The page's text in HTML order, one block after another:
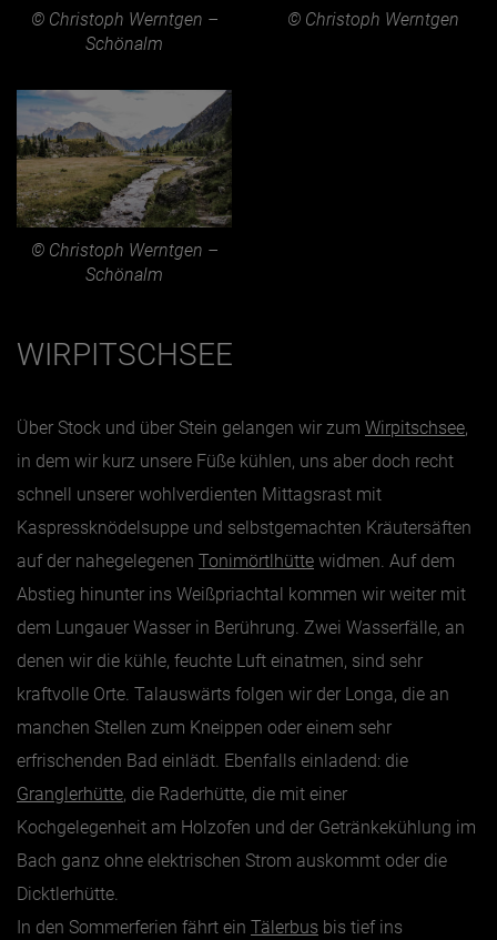
© Christoph Werntgen –
Schönalm
© Christoph Werntgen
© Christoph Werntgen –
Schönalm
WIRPITSCHSEE
Über Stock und über Stein gelangen wir zum Wirpitschsee,
in dem wir kurz unsere Füße kühlen, uns aber doch recht
schnell unserer wohlverdienten Mittagsrast mit
Kaspressknödelsuppe und selbstgemachten Kräutersäften
auf der nahegelegenen Tonimörtlhütte widmen. Auf dem
Abstieg hinunter ins Weißpriachtal kommen wir weiter mit
dem Lungauer Wasser in Berührung. Zwei Wasserfälle, an
denen wir die kühle, feuchte Luft einatmen, sind sehr
kraftvolle Orte. Talauswärts folgen wir der Longa, die an
manchen Stellen zum Kneippen oder einem sehr
erfrischenden Bad einlädt. Ebenfalls einladend: die
Granglerhütte, die Raderhütte, die mit einer
Kochgelegenheit am Holzofen und der Getränkekühlung im
Bach ganz ohne elektrischen Strom auskommt oder die
Dicktlerhütte.
In den Sommerferien fährt ein Tälerbus bis tief ins